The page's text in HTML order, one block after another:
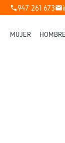
phone947 261 673mail
MUJER HOMBRE